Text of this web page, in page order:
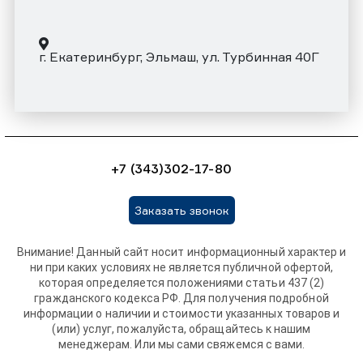
г. Екатеринбург, Эльмаш, ул. Турбинная 40Г
+7 (343)302-17-80
Заказать звонок
Внимание! Данный сайт носит информационный характер и
ни при каких условиях не является публичной офертой,
которая определяется положениями статьи 437 (2)
гражданского кодекса РФ. Для получения подробной
информации о наличии и стоимости указанных товаров и
(или) услуг, пожалуйста, обращайтесь к нашим
менеджерам. Или мы сами свяжемся с вами.